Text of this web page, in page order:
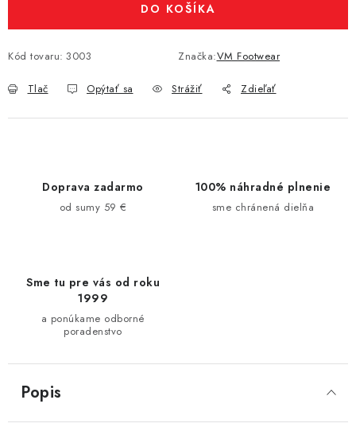
DO KOŠÍKA
Kód tovaru: 3003 Značka:VM Footwear
Tlač Opýtať sa Strážiť Zdieľať
Doprava zadarmo
od sumy 59 €
100% náhradné plnenie
sme chránená dielňa
Sme tu pre vás od roku
1999
a ponúkame odborné
poradenstvo
Popis